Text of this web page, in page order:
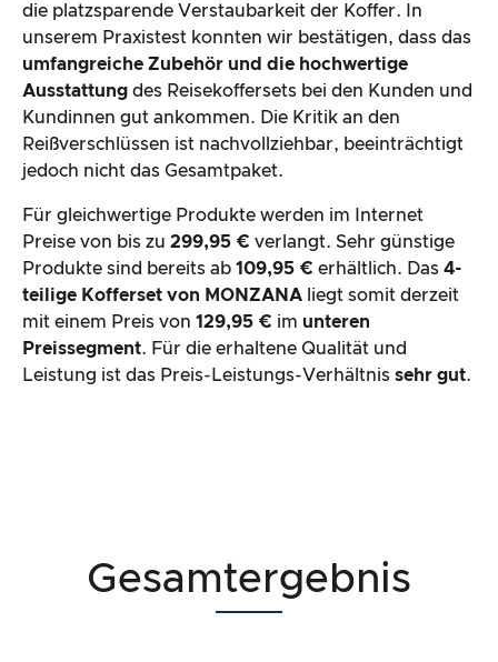
die platzsparende Verstaubarkeit der Koffer. In
unserem Praxistest konnten wir bestätigen, dass das
umfangreiche Zubehör und die hochwertige
Ausstattung des Reisekoffersets bei den Kunden und
Kundinnen gut ankommen. Die Kritik an den
Reißverschlüssen ist nachvollziehbar, beeinträchtigt
jedoch nicht das Gesamtpaket.
Für gleichwertige Produkte werden im Internet
Preise von bis zu 299,95 € verlangt. Sehr günstige
Produkte sind bereits ab 109,95 € erhältlich. Das 4-
teilige Kofferset von MONZANA liegt somit derzeit
mit einem Preis von 129,95 € im unteren
Preissegment. Für die erhaltene Qualität und
Leistung ist das Preis-Leistungs-Verhältnis sehr gut.
Gesamtergebnis